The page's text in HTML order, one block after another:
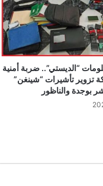
“الديستي”.. ضربة أمنية
تزوير تأشيرات “شينغن”
بوجدة والناظور